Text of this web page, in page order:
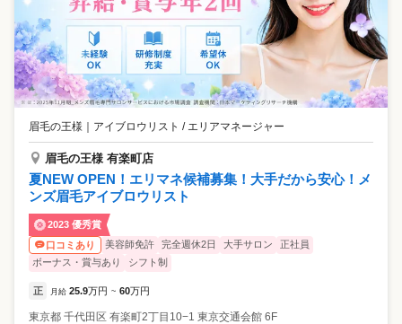
眉毛の王様 アイブロウリスト / エリアマネージャー
眉毛の王様 有楽町店
夏NEW OPEN！エリマネ候補募集！大手だから安心！メ
ンズ眉毛アイブロウリスト
2023 優秀賞
口コミあり
美容師免許 完全週休2日 大手サロン
正社員
ボーナス・賞与あり
シフト制
正 月給 25.9万円 ~ 60万円
東京都 千代田区 有楽町2丁目10−1 東京交通会館 6F